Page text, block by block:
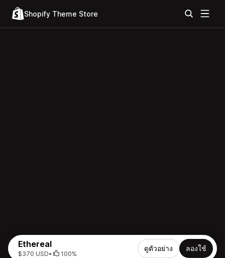
Shopify Theme Store
Ethereal
$370 USD• 100%
ดูตัวอย่าง ลองใช้